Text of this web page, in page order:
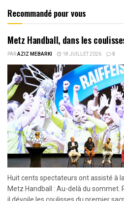
Recommandé pour vous
Metz Handball, dans les
PARAZIZ MEBARKI 18 JUILLET 2026 0
Huit cents spectateurs ont assisté à
Metz Handball : Au-delà du sommet.